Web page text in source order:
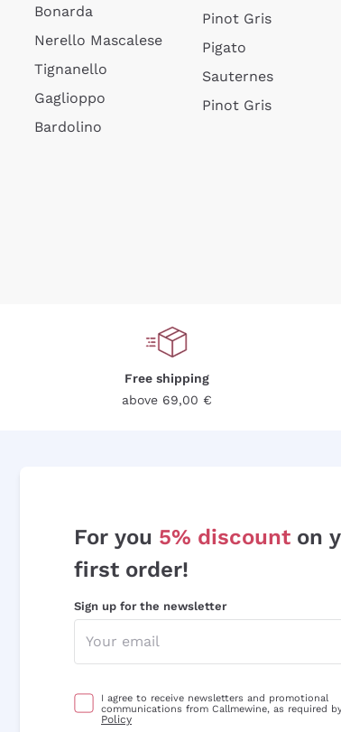
Bonarda
Nerello Mascalese
Tignanello
Gaglioppo
Bardolino
Pinot Gris
Pigato
Sauternes
Pinot Gris
Free shipping
above 69,00 €
For you 5% discount on
first order!
Sign up for the newsletter
I agree to receive newsletters and promotional
communications from Callmewine, as required
Policy